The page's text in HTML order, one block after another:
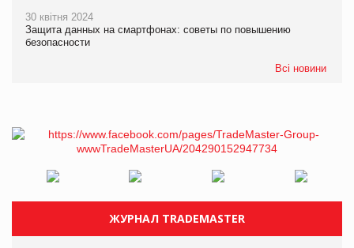
30 квітня 2024
Защита данных на смартфонах: советы по повышению
безопасности
Всі новини
ЖУРНАЛ TRADEMASTER